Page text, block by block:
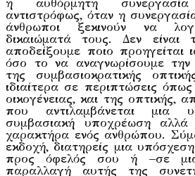
η αυθόρμητη
αντιστρόφως, όταν η
άνθρωποι ξεκινούν να
δικαιώματά τους. Δεν είναι
αποδείξουμε ποιο προηγείται
όσο το να αναγνωρίσουμε την
της συμβασιοκρατικής
ιδιαίτερα σε περιπτώσεις
οικογένειας, και της οπτικής,
που αντιλαμβάνεται μια
συμβασιακή υποχρέωση
χαρακτήρα ενός ανθρώπου.
εκδοχή, διατηρείς μια
προς όφελός σου ή –σε
παραλλαγή αυτής της